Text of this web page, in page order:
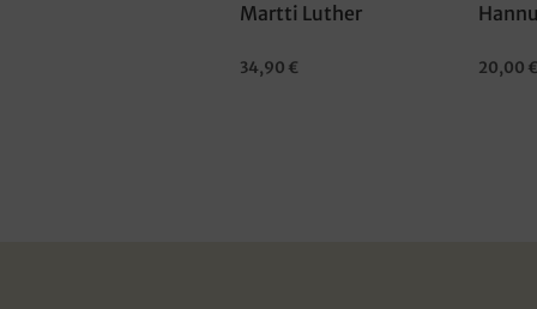
Martti Luther
34,90 €
20,00